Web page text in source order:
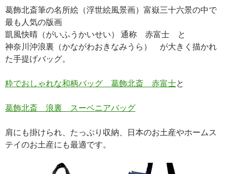
葛飾北斎筆の名所絵（浮世絵風景画）富嶽三十六景の中で
最も人気の版画
凱風快晴（がいふうかいせい） 通称 赤富士 と
神奈川沖浪裏（かながわおきなみうら） が大きく描かれ
た手提げバッグ。
粋でおしゃれな和柄バッグ 葛飾北斎 赤富士と
葛飾北斎 浪裏 スーベニアバッグ
肩にも掛けられ、たっぷり収納、日本のお土産やホームス
テイのお土産にも最適です。